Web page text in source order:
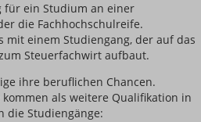
für ein Studium an einer
die Fachhochschulreife.
mit einem Studiengang, der auf das
Steuerfachwirt aufbaut.
ihre beruflichen Chancen.
als weitere Qualifikation in
die Studiengänge: